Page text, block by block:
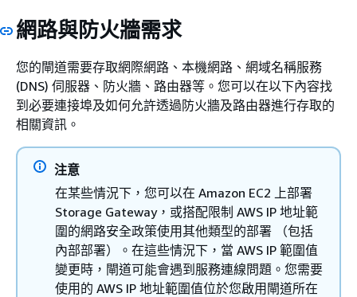
網路與防火牆需求
您的閘道需要存取網際網路、本機網路、網域名稱服務
(DNS) 伺服器、防火牆、路由器等。您可以在以下內容找
到必要連接埠及如何允許透過防火牆及路由器進行存取的
相關資訊。
注意
在某些情況下，您可以在 Amazon EC2 上部署
Storage Gateway，或搭配限制 AWS IP 地址範
圍的網路安全政策使用其他類型的部署 （包括
內部部署）。在這些情況下，當 AWS IP 範圍值
變更時，閘道可能會遇到服務連線問題。您需要
使用的 AWS IP 地址範圍值位於您啟用閘道所在